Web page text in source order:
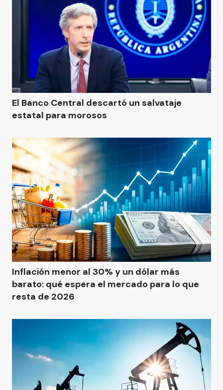
El Banco Central descartó un salvataje
estatal para morosos
Inflación menor al 30% y un dólar más
barato: qué espera el mercado para lo que
resta de 2026